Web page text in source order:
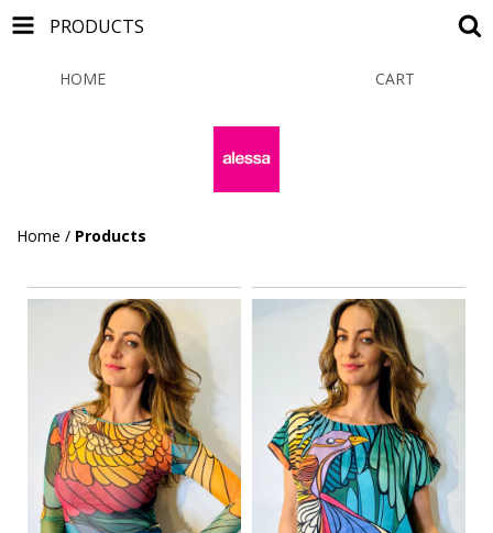
PRODUCTS
HOME CART
Home / Products